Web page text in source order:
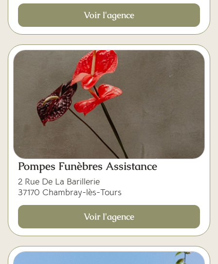
Voir l'agence
Pompes Funèbres Assistance
2 Rue De La Barillerie
37170 Chambray-lès-Tours
Voir l'agence